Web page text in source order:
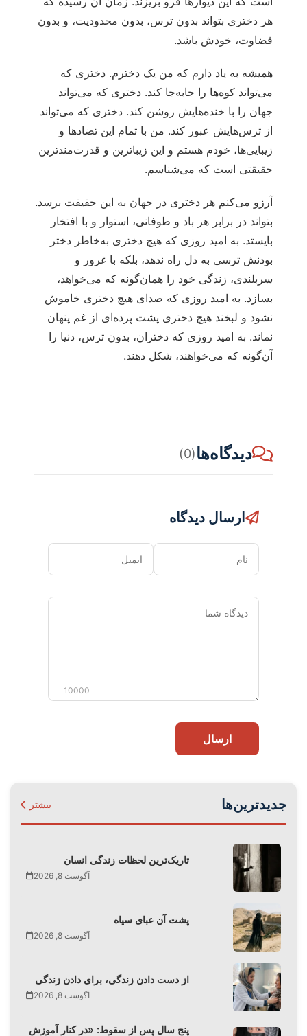
هر دختری بتواند بدون ترس، بدون محدودیت، و بدون
قضاوت، خودش باشد.
همیشه به یاد دارم که من یک دخترم. دختری که
می‌تواند کوه‌ها را جابه‌جا کند. دختری که می‌تواند
جهان را با خنده‌هایش روشن کند. دختری که می‌تواند
از ترس‌هایش عبور کند. من با تمام این تضادها و
زیبایی‌ها، خودم هستم و این زیباترین و قدرت‌مندترین
حقیقتی است که می‌شناسم.
آرزو می‌کنم هر دختری در جهان به این حقیقت برسد.
بتواند در برابر هر باد و طوفانی، استوار و با افتخار
بایستد. به امید روزی که هیچ دختری به‌خاطر دختر
بودنش ترسی به دل راه ندهد، بلکه با غرور و
سربلندی، زندگی خود را همان‌گونه که می‌خواهد،
بسازد. به امید روزی که صدای هیچ دختری خاموش
نشود و لبخند هیچ دختری پشت پرده‌ای از غم پنهان
نماند. به امید روزی که دختران، بدون ترس، دنیا را
آن‌گونه که می‌خواهند، شکل دهند.
دیدگاه‌ها(0)
ارسال دیدگاه
نام ایمیل
دیدگاه
10000
ارسال
جدیدترین‌ها بیشتر
تاریک‌ترین لحظات زندگی انسان
آگوست 8, 2026
پشت آن عبای سیاه
آگوست 8, 2026
از دست دادن زندگی، برای دادن زندگی
آگوست 8, 2026
پنج سال پس از سقوط: «در کنار آموزش